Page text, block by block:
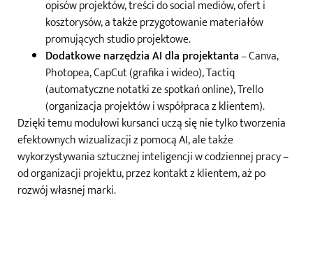
opisów projektów, treści do social mediów, ofert i
kosztorysów, a także przygotowanie materiałów
promujących studio projektowe.
Dodatkowe narzędzia AI dla projektanta– Canva,
Photopea, CapCut (grafika i wideo), Tactiq
(automatyczne notatki ze spotkań online), Trello
(organizacja projektów i współpraca z klientem).
Dzięki temu modułowi kursanci uczą się nie tylko tworzenia
efektownych wizualizacji z pomocą AI, ale także
wykorzystywania sztucznej inteligencji w codziennej pracy –
od organizacji projektu, przez kontakt z klientem, aż po
rozwój własnej marki.